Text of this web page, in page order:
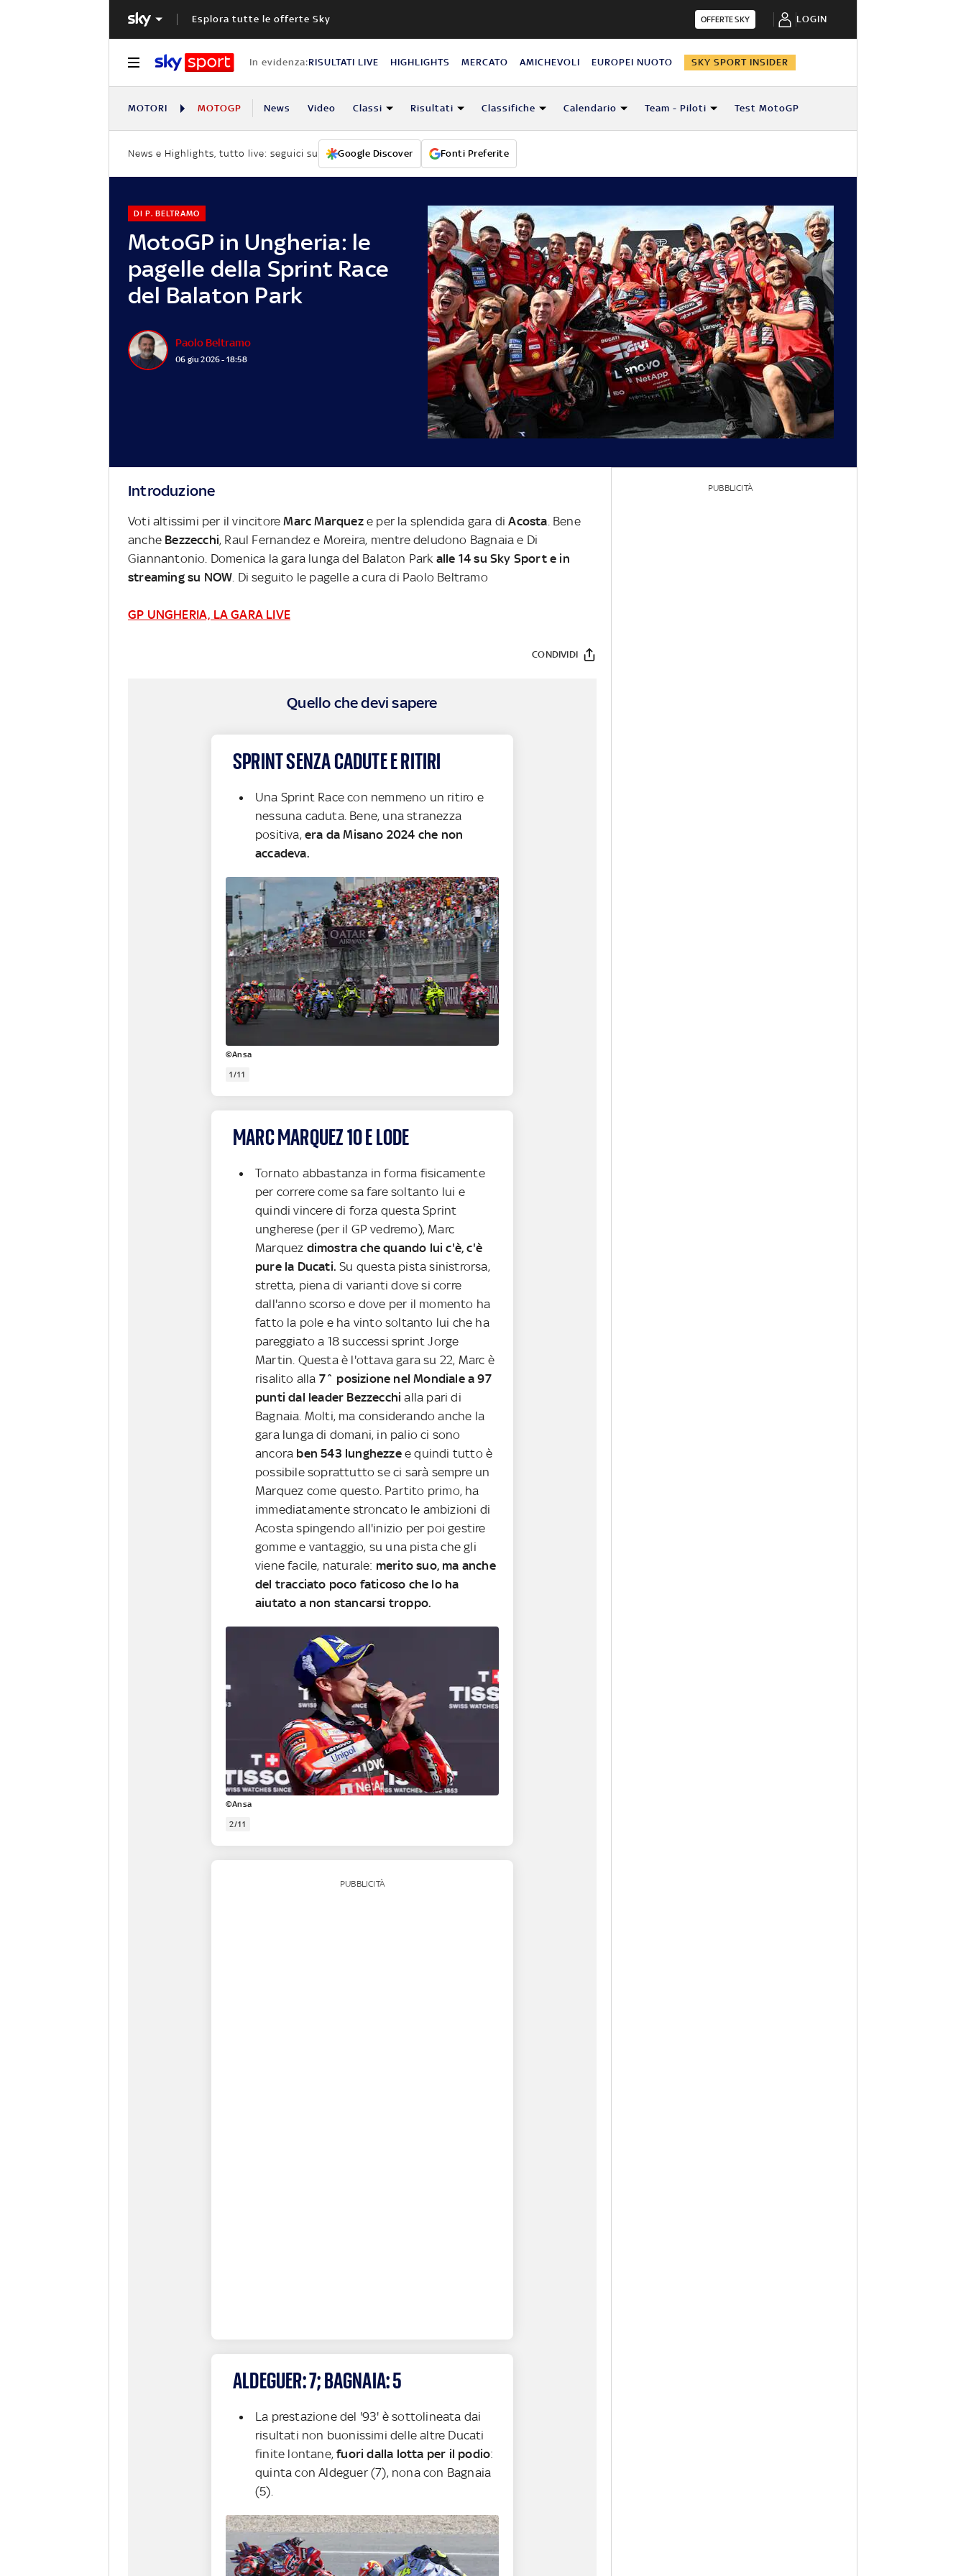
Esplora tutte le offerte Sky OFFERTE SKY LOGIN
In evidenza:RISULTATI LIVE HIGHLIGHTS MERCATO AMICHEVOLI EUROPEI NUOTO SKY SPORT INSIDER
MOTORI MOTOGP News Video Classi Risultati Classifiche Calendario Team - Piloti Test MotoGP
News e Highlights, tutto live: seguici su Google Discover Fonti Preferite
MotoGP in Ungheria: le
pagelle della Sprint Race
del Balaton Park
DI P. BELTRAMO
Paolo Beltramo
06 giu 2026 - 18:58
Introduzione
Voti altissimi per il vincitoreMarc Marqueze per la splendida gara diAcosta. Bene
anche Bezzecchi, Raul Fernandez e Moreira, mentre deludono Bagnaia e Di
Giannantonio. Domenica la gara lunga del Balaton Park alle 14 su Sky Sport e in
streaming su NOW. Di seguito le pagelle a cura di Paolo Beltramo
GP UNGHERIA, LA GARA LIVE
CONDIVIDI
Quello che devi sapere
SPRINT SENZA CADUTE E RITIRI
Una Sprint Race con nemmeno un ritiro e
nessuna caduta. Bene, una stranezza
positiva, era da Misano 2024 che non
accadeva.
©Ansa
1/11
MARC MARQUEZ 10 E LODE
Tornato abbastanza in forma fisicamente
per correre come sa fare soltanto lui e
quindi vincere di forza questa Sprint
ungherese (per il GP vedremo), Marc
Marquez dimostra che quando lui c'è, c'è
pure la Ducati. Su questa pista sinistrorsa,
stretta, piena di varianti dove si corre
dall'anno scorso e dove per il momento ha
fatto la pole e ha vinto soltanto lui che ha
pareggiato a 18 successi sprint Jorge
Martin. Questa è l'ottava gara su 22, Marc è
risalito alla 7^ posizione nel Mondiale a 97
punti dal leader Bezzecchi alla pari di
Bagnaia. Molti, ma considerando anche la
gara lunga di domani, in palio ci sono
ancora ben 543 lunghezzee quindi tutto è
possibile soprattutto se ci sarà sempre un
Marquez come questo. Partito primo, ha
immediatamente stroncato le ambizioni di
Acosta spingendo all'inizio per poi gestire
gomme e vantaggio, su una pista che gli
viene facile, naturale: merito suo, ma anche
del tracciato poco faticoso che lo ha
aiutato a non stancarsi troppo.
©Ansa
2/11
PUBBLICITÀ
ALDEGUER: 7; BAGNAIA: 5
La prestazione del '93' è sottolineata dai
risultati non buonissimi delle altre Ducati
finite lontane,fuori dalla lotta per il podio:
quinta con Aldeguer (7), nona con Bagnaia
(5).
PUBBLICITÀ